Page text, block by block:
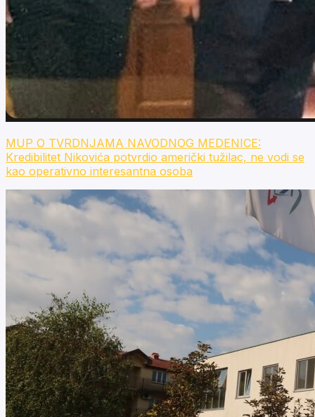
MUP O TVRDNJAMA NAVODNOG MEDENICE:
Kredibilitet Nikovića potvrdio američki tužilac, ne vodi se
kao operativno interesantna osoba